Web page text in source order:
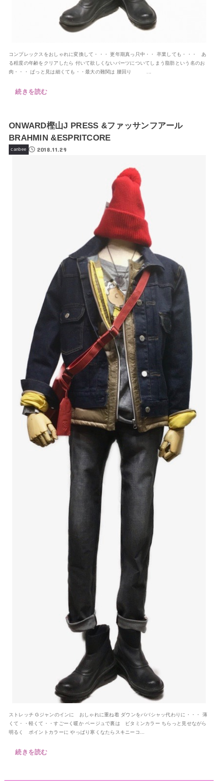
コンプレックスをおしゃれに変換して・・・ 更年期真っ只中・・ 卒業しても・・・ あ
る程度の年齢をクリアしたら 付いて欲しくないパーツについてしまう脂肪という名のお
肉・・・ ぱっと見は細くても・・最大の難関は 腰回り ...
続きを読む
ONWARD樫山J PRESS &ファッサンフアール
BRAHMIN &ESPRITCORE
canbee 2018.11.29
ストレッチ Gジャンのインに おしゃれに重ね着 ダウンをババシャッ代わりに・・・ 薄
くて・・軽くて・・すごーく暖か ベージュで裏は ビタミンカラー ちらっと見せながら
明るく ポイントカラーに やっぱり寒くなたらスキニーコ...
続きを読む